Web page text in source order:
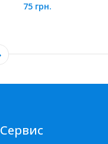
75 грн.
Сервис